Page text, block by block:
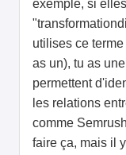
exemple, si
utilises ce
as un), tu as
permettent
les relations
comme
faire ça, mais il